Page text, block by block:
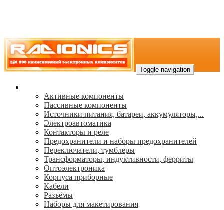
Toggle navigation
Активные компоненты
Пассивные компоненты
Источники питания, батареи, аккумуляторы,...
Электроавтоматика
Контакторы и реле
Предохранители и наборы предохранителей
Переключатели, тумблеры
Трансформаторы, индуктивности, ферриты
Oптоэлектроника
Корпуса приборные
Кабели
Разъёмы
Наборы для макетирования